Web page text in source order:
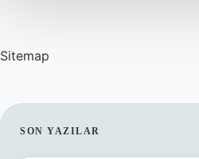
Sitemap
SIDEBAR
SON YAZILAR